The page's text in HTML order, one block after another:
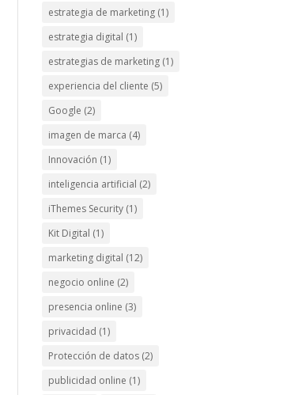
estrategia de marketing (1)
estrategia digital (1)
estrategias de marketing (1)
experiencia del cliente (5)
Google (2)
imagen de marca (4)
Innovación (1)
inteligencia artificial (2)
iThemes Security (1)
Kit Digital (1)
marketing digital (12)
negocio online (2)
presencia online (3)
privacidad (1)
Protección de datos (2)
publicidad online (1)